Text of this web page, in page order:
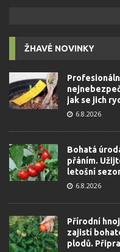
ŽHAVÉ NOVINKY
jak se jich
6.8.2026
Bohatá
přáním.
letošní
6.8.2026
Přírodní
zajistí
plodů.